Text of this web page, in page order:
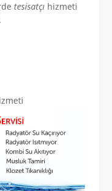
tesisatçı hizmeti